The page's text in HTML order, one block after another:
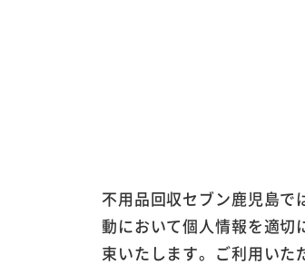
不用品回収セブン鹿児島
動において個人情報を適切
束いたします。ご利用いた